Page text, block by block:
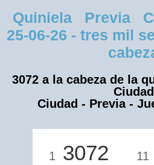
Quiniela Previa
25-06-26 - tres mil
3072 a la cabeza de la
Ciudad - Previa -
1 3072 11